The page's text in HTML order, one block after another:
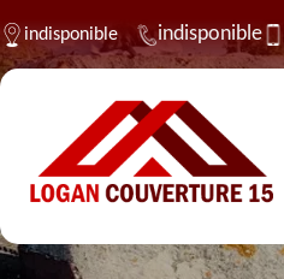
indisponible indisponible